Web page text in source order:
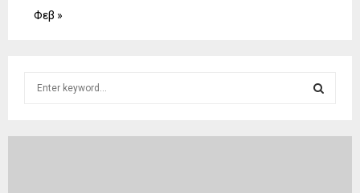
Φεβ »